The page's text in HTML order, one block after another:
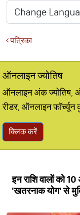
पत्रिका
ऑनलाइन ज्योतिष
ऑनलाइन अंक ज्योतिष,
रीडर, ऑनलाइन
क्लिक करें
इन राशि वालों को
'खतरनाक योग' से